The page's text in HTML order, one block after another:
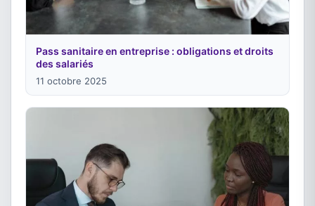
Pass sanitaire en entreprise : obligations et droits
des salariés
11 octobre 2025